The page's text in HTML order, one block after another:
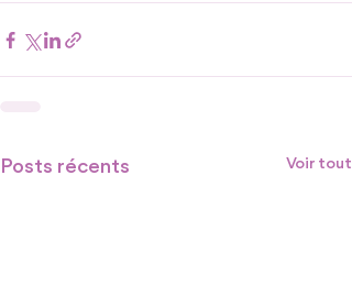
Posts récents Voir tout